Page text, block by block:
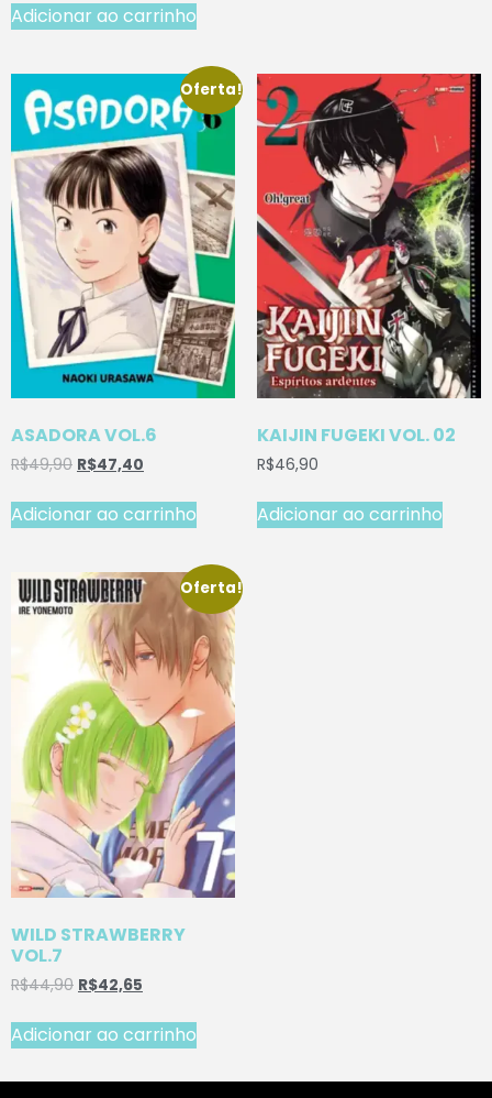
Adicionar ao carrinho
Oferta!
ASADORA VOL.6
R$49,90 R$47,40
Adicionar ao carrinho
KAIJIN FUGEKI VOL. 02
R$46,90
Adicionar ao carrinho
Oferta!
WILD STRAWBERRY
VOL.7
R$44,90 R$42,65
Adicionar ao carrinho